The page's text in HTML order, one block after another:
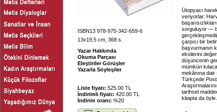
ISBN13 978-975-342-659-6
13x19,5 cm, 368 s.
Yazar Hakkında
Okuma Parçası
Eleştiriler Görüşler
Yazarla Söyleşiler
Liste fiyatı: 525.00 TL
İndirimli fiyatı: 420.00 TL
İndirim oranı: %20
Ütopyacı
veriyorlar.
sorguluyor —
çarpıcı bir
başvurmanın
eksilerini
düşüncenin
mümkün
mekânına
Türkçede
tarihsel
kitapta da